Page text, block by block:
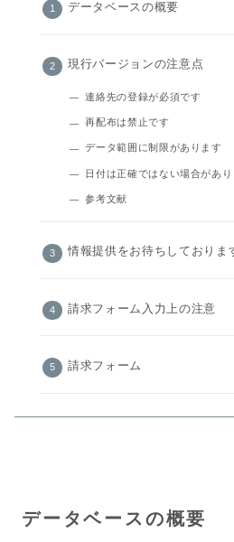
データベースの概要
現行バージョンの注意点
連絡先の登録が必須です
再配布は禁止です
データ範囲に制限があります
日付は正確ではない場合があり
参考文献
情報提供をお待ちしておりま
請求フォーム入力上の注意
請求フォーム
データベースの概要